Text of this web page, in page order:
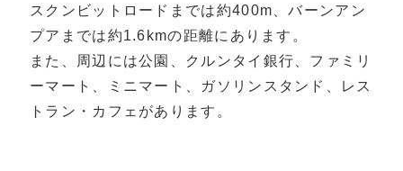
スクンビットロードまでは約400m、バーンアン
プアまでは約1.6kmの距離にあります。
また、周辺には公園、クルンタイ銀行、ファミリ
ーマート、ミニマート、ガソリンスタンド、レス
トラン・カフェがあります。